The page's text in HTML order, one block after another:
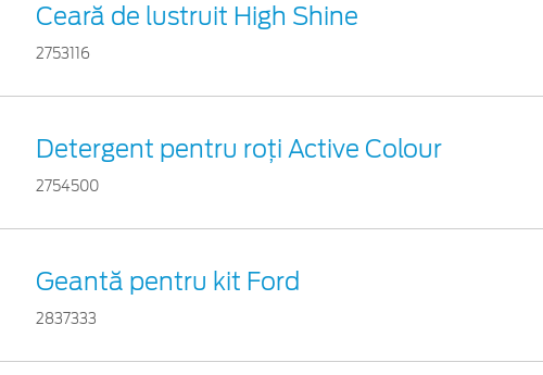
Ceară de lustruit High Shine
2753116
Detergent pentru roți Active Colour
2754500
Geantă pentru kit Ford
2837333